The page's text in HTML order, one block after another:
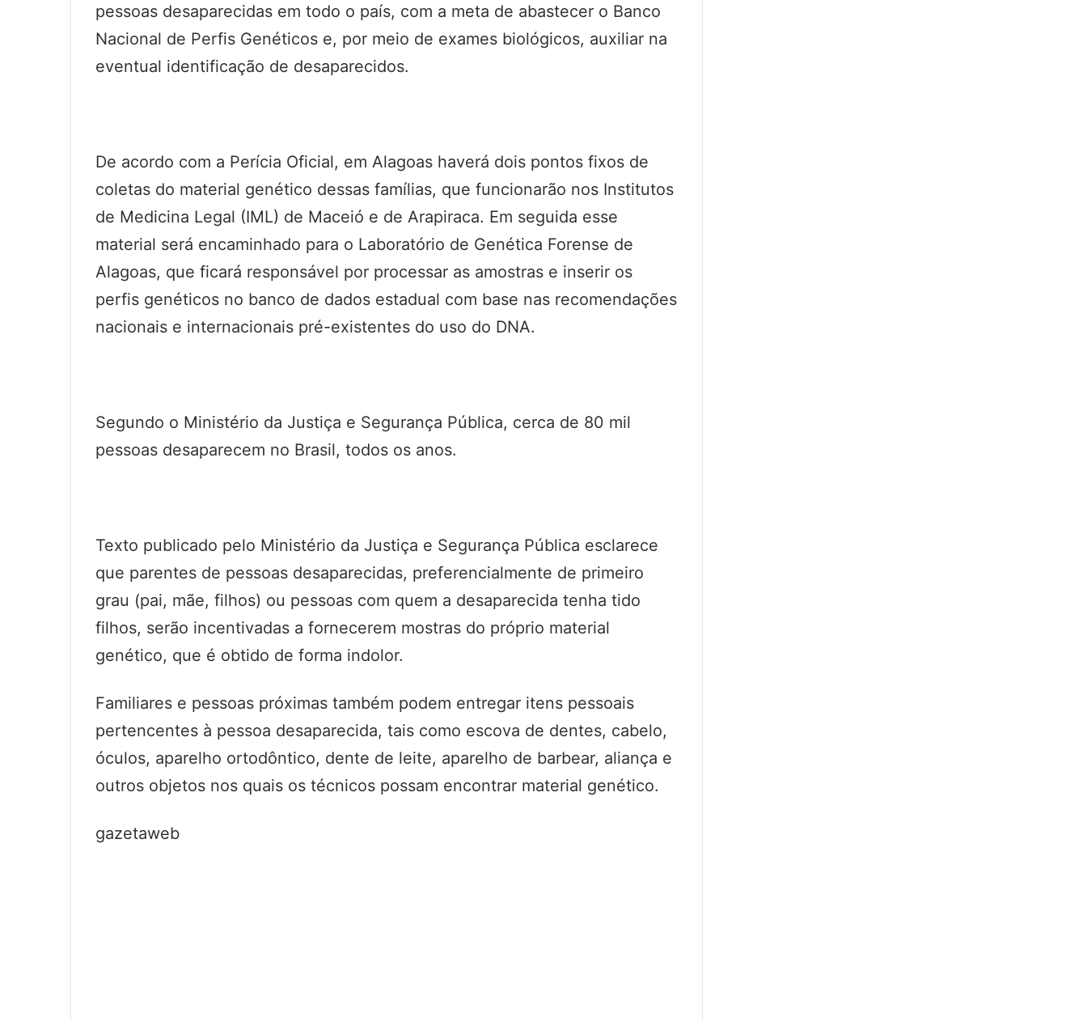
pessoas desaparecidas em todo o país, com a meta de abastecer o Banco
Nacional de Perfis Genéticos e, por meio de exames biológicos, auxiliar na
eventual identificação de desaparecidos.
De acordo com a Perícia Oficial, em Alagoas haverá dois pontos fixos de
coletas do material genético dessas famílias, que funcionarão nos Institutos
de Medicina Legal (IML) de Maceió e de Arapiraca. Em seguida esse
material será encaminhado para o Laboratório de Genética Forense de
Alagoas, que ficará responsável por processar as amostras e inserir os
perfis genéticos no banco de dados estadual com base nas recomendações
nacionais e internacionais pré-existentes do uso do DNA.
Segundo o Ministério da Justiça e Segurança Pública, cerca de 80 mil
pessoas desaparecem no Brasil, todos os anos.
Texto publicado pelo Ministério da Justiça e Segurança Pública esclarece
que parentes de pessoas desaparecidas, preferencialmente de primeiro
grau (pai, mãe, filhos) ou pessoas com quem a desaparecida tenha tido
filhos, serão incentivadas a fornecerem mostras do próprio material
genético, que é obtido de forma indolor.
Familiares e pessoas próximas também podem entregar itens pessoais
pertencentes à pessoa desaparecida, tais como escova de dentes, cabelo,
óculos, aparelho ortodôntico, dente de leite, aparelho de barbear, aliança e
outros objetos nos quais os técnicos possam encontrar material genético.
gazetaweb